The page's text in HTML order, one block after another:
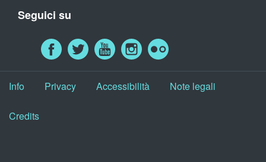
Seguici su
Info Privacy Accessibilità Note legali
Credits